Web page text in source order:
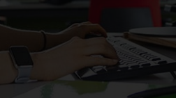
: enerix ist die größte
mit über 130
höchste